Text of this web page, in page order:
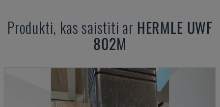
Produkti, kas saistīti ar HERMLE UWF
802M